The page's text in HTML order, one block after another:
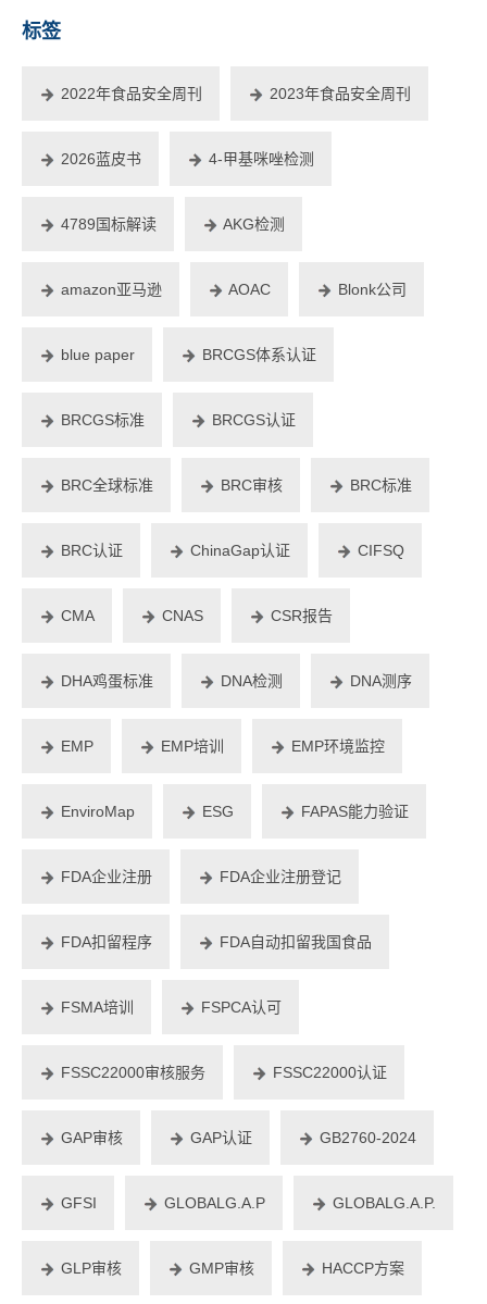
标签
2022年食品安全周刊 2023年食品安全周刊
2026蓝皮书 4-甲基咪唑检测
4789国标解读 AKG检测
amazon亚马逊 AOAC Blonk公司
blue paper BRCGS体系认证
BRCGS标准 BRCGS认证
BRC全球标准 BRC审核 BRC标准
BRC认证 ChinaGap认证 CIFSQ
CMA CNAS CSR报告
DHA鸡蛋标准 DNA检测 DNA测序
EMP EMP培训 EMP环境监控
EnviroMap ESG FAPAS能力验证
FDA企业注册 FDA企业注册登记
FDA扣留程序 FDA自动扣留我国食品
FSMA培训 FSPCA认可
FSSC22000审核服务 FSSC22000认证
GAP审核 GAP认证 GB2760-2024
GFSI GLOBALG.A.P GLOBALG.A.P.
GLP审核 GMP审核 HACCP方案